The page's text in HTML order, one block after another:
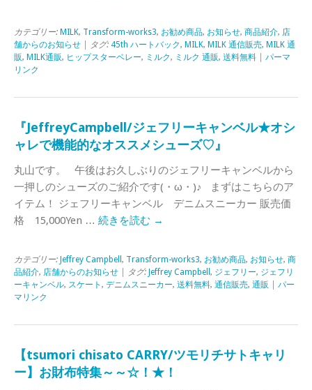
カテゴリー: MILK, Transform-works3, お勧め商品, お知らせ, 商品紹介, 店
舗からのお知らせ | タグ: 45th ハートバック, MILK, MILK 通信販売, MILK 通
販, MILK通販, ヒップスターベレー, ミルク, ミルク 通販, 送料無料
パーマ
リンク
『JeffreyCampbell/ジェフリーキャンベル★オシ
ャレで機能的なオススメシューズ♡』
丸山です。 午後はお久しぶりのジェフリーキャンベルから
一押しのシューズのご紹介です(・ω・)♪ まずはこちらのア
イテム！ ジェフリーキャンベル デニムスニーカー 販売価
格 15,000Yen … 続きを読む →
カテゴリー: Jeffrey Campbell , Transform-works3, お勧め商品, お知らせ, 商
品紹介, 店舗からのお知らせ | タグ: Jeffrey Campbell , ジェフリー, ジェフリ
ーキャンベル, スケート , デニムスニーカー, 送料無料, 通信販売, 通販
パー
マリンク
【tsumori chisato CARRY/ツモリチサトキャリ
ー】お財布特集～～☆！★！